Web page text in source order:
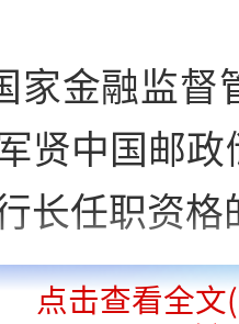
家金融监督
贤中国邮
长任职资格
点击查看全文